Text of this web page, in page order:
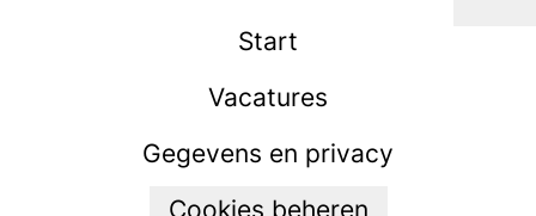
Start
Vacatures
Gegevens en privacy
Cookies beheren